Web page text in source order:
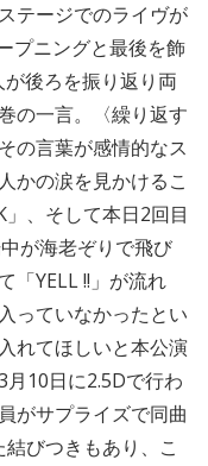
テージでのライヴが
プニングと最後を飾
後ろを振り返り両
の一言。〈繰り返す
の言葉が感情的なス
かの涙を見かけるこ
」、そして本日2回目
が海老ぞりで飛び
「YELL !!」が流れ
っていなかったとい
れてほしいと本公演
10日に2.5Dで行わ
がサプライズで同曲
びつきもあり、こ